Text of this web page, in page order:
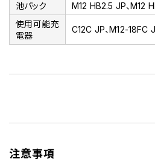
池パック
M12 HB2.5 JP、M12
使用可能充
電器
C12C JP、M12-18FC
注意事項